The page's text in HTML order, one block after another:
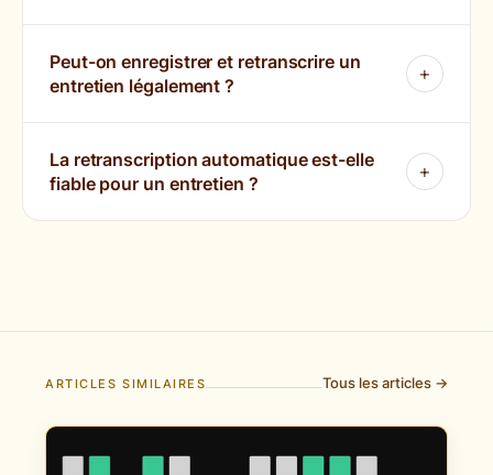
Peut-on enregistrer et retranscrire un
entretien légalement ?
La retranscription automatique est-elle
fiable pour un entretien ?
ARTICLES SIMILAIRES Tous les articles →